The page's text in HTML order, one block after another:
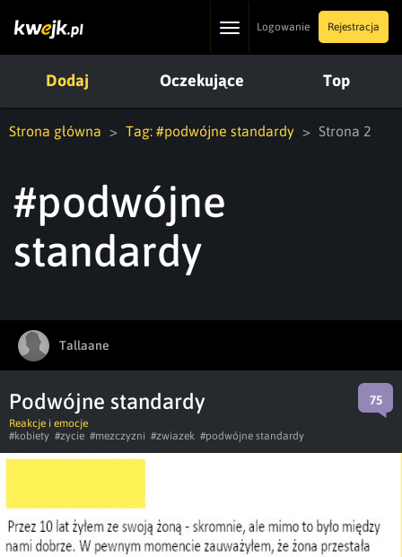
ToggleLogowanie Rejestracja
Dodaj Oczekujące Top
Strona główna Tag: #podwójne standardy Strona 2
#podwójne
standardy
Tallaane
Podwójne standardy 75
Reakcje i emocje
#kobiety #zycie #mezczyzni #zwiazek #podwójne standardy